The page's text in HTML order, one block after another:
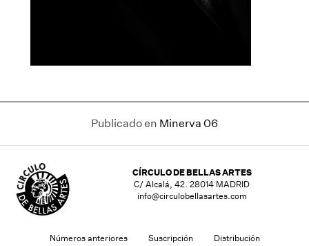
Publicado en Minerva 06
CÍRCULO DE BELLAS ARTES
C/ Alcalá, 42. 28014 MADRID
info@circulobellasartes.com
Números anteriores Suscripción Distribución